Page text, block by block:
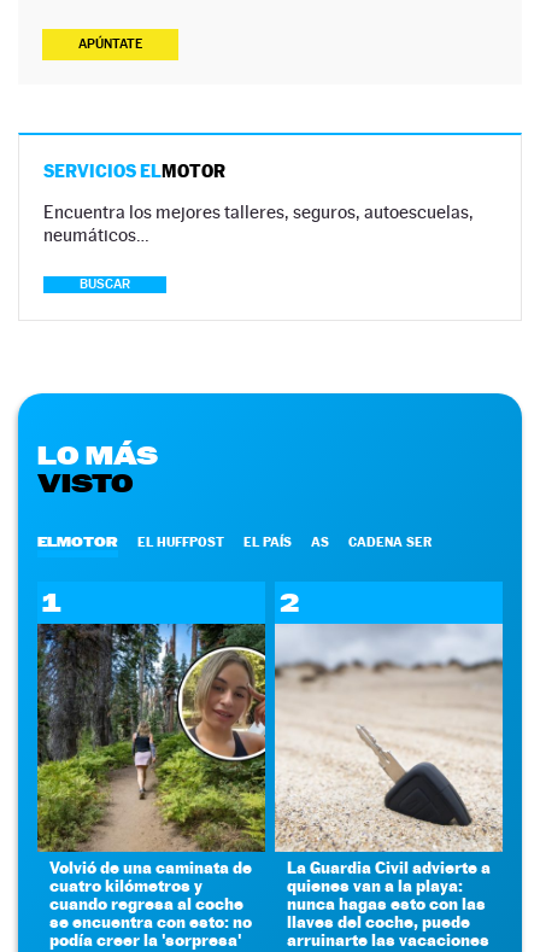
APÚNTATE
SERVICIOS ELMOTOR
Encuentra los mejores talleres, seguros, autoescuelas,
neumáticos…
BUSCAR
LO MÁS
VISTO
ELMOTOR EL HUFFPOST EL PAÍS AS CADENA SER
1
Volvió de una caminata de
cuatro kilómetros y
cuando regresa al coche
se encuentra con esto: no
podía creer la 'sorpresa'
2
La Guardia Civil advierte a
quienes van a la playa:
nunca hagas esto con las
llaves del coche, puede
arruinarte las vacaciones